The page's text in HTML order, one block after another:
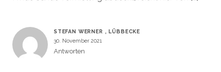
STEFAN WERNER , LÜBBECKE
30. November 2021
Antworten